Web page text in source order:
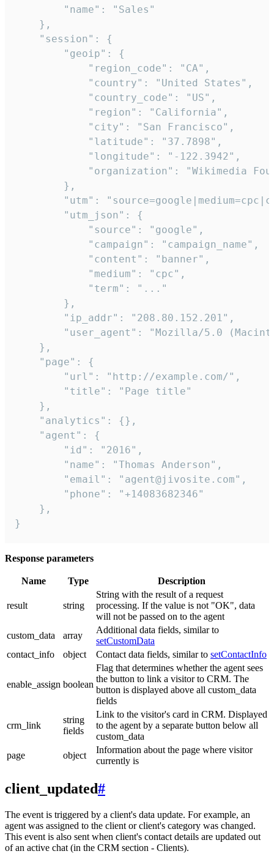
        "name": "Sales"
    },
    "session": {
        "geoip": {
            "region_code": "CA",
            "country": "United States",
            "country_code": "US",
            "region": "California",
            "city": "San Francisco",
            "latitude": "37.7898",
            "longitude": "-122.3942",
"organization": "Wikimedia
        },
"utm":
        "utm_json": {
            "source": "google",
            "campaign": "campaign_name",
            "content": "banner",
            "medium": "cpc",
            "term": "..."
        },
        "ip_addr": "208.80.152.201",
"user_agent": "Mozilla/5.0
    },
    "page": {
        "url": "http://example.com/",
        "title": "Page title"
    },
    "analytics": {},
    "agent": {
        "id": "2016",
        "name": "Thomas Anderson",
        "email": "agent@jivosite.com",
        "phone": "+14083682346"
    },
}
Response parameters
Name Type Description
result string
String with the result of a request
processing. If the value is not "OK", data
will not be passed on to the agent
custom_data
array
Additional data fields, similar to
setCustomData
contact_info
object Contact data fields, similar to setContactInfo
enable_assign boolean
Flag that determines whether the agent sees
the button to link a visitor to CRM. The
button is displayed above all custom_data
fields
crm_link
string
fields
Link to the visitor's card in CRM. Displayed
to the agent by a separate button below all
custom_data
page
object
Information about the page where visitor
currently is
client_updated#
The event is triggered by a client's data update. For example, an
agent was assigned to the client or client's category was changed.
This event is also sent when client's contact details are updated out
of an active chat (in the CRM section - Clients).